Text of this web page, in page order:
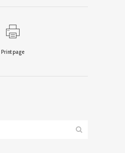
Print page